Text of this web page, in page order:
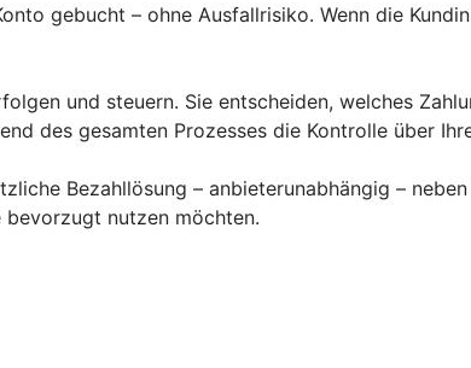
gebucht – ohne Ausfallrisiko. Wenn die
und steuern. Sie entscheiden, welches
des gesamten Prozesses die Kontrolle über
Bezahllösung – anbieterunabhängig –
bevorzugt nutzen möchten.